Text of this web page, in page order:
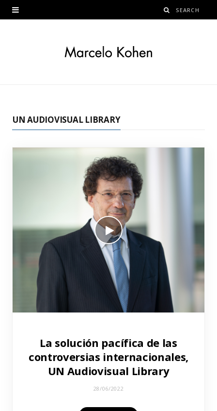
UN AUDIOVISUAL LIBRARY
La solución pacífica de las
controversias internacionales,
UN Audiovisual Library
28/06/2022